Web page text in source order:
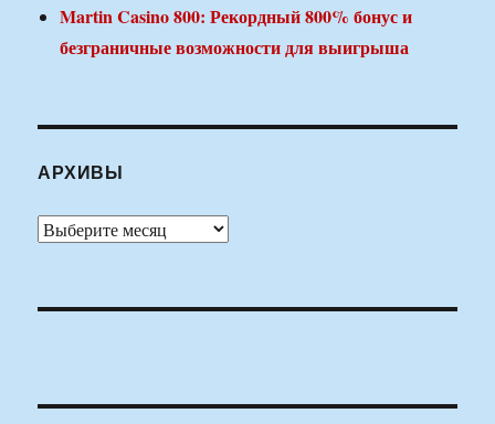
Martin Casino 800: Рекордный 800% бонус и
безграничные возможности для выигрыша
АРХИВЫ
Архивы